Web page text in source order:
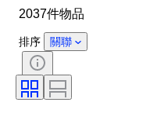
額外
證明
顏色
Size
圖案
2037件物品
排序 關聯